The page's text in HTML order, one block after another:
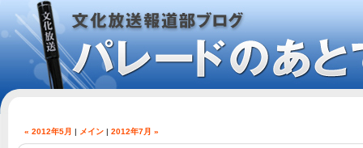
« 2012年5月 | メイン | 2012年7月 »